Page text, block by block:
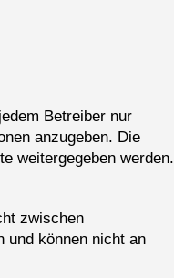
Betreiber nur
anzugeben. Die
weitergegeben werden.
zwischen
und können nicht an